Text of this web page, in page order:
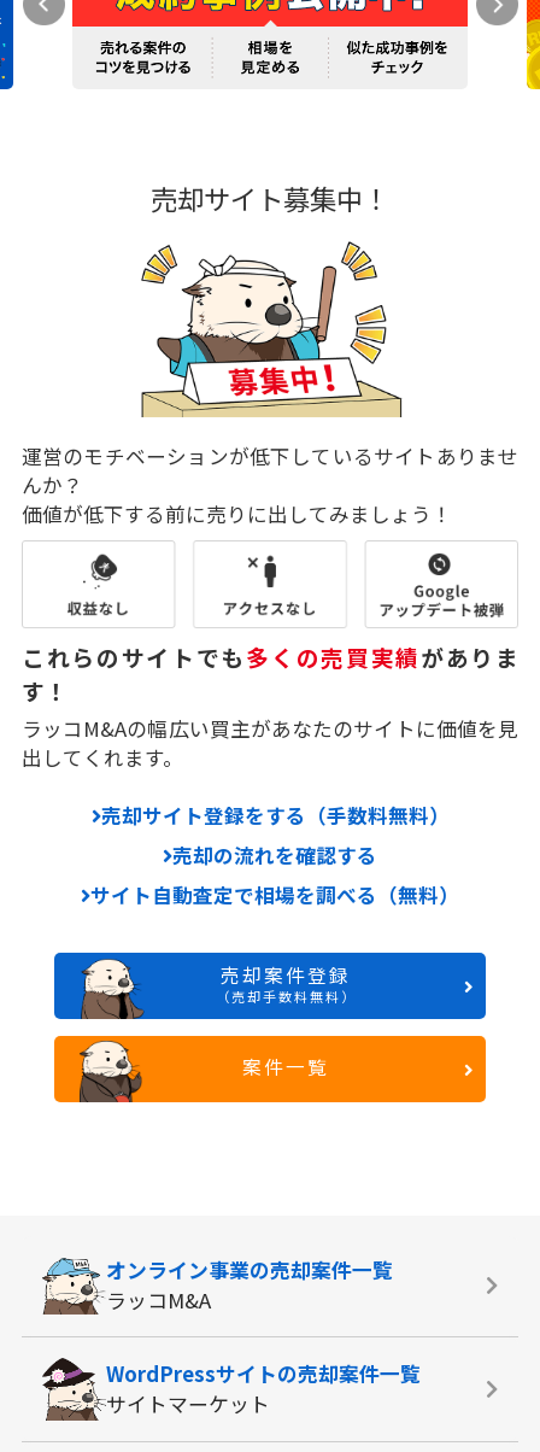
売却サイト募集中！
運営のモチベーションが低下しているサイトありませ
んか？
価値が低下する前に売りに出してみましょう！
これらのサイトでも多くの売買実績がありま
す！
ラッコM&Aの幅広い買主があなたのサイトに価値を見
出してくれます。
売却サイト登録をする（手数料無料）
売却の流れを確認する
サイト自動査定で相場を調べる（無料）
売却案件登録
（売却手数料無料）
案件一覧
オンライン事業の売却案件一覧
ラッコM&A
WordPressサイトの売却案件一覧
サイトマーケット